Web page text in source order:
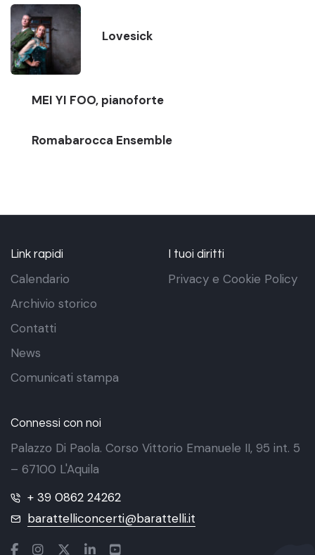
Lovesick
MEI YI FOO, pianoforte
Romabarocca Ensemble
Link rapidi
Calendario
Archivio storico
Contatti
News
Comunicati stampa
I tuoi diritti
Privacy e Cookie Policy
Connessi con noi
Palazzo Di Paola. Corso Vittorio Emanuele II, 95 int. 5
– 67100 L'Aquila
+ 39 0862 24262
barattelliconcerti@barattelli.it